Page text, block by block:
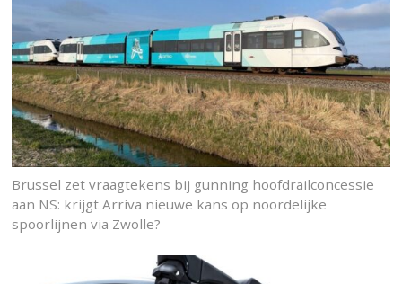
Brussel zet vraagtekens bij gunning hoofdrailconcessie
aan NS: krijgt Arriva nieuwe kans op noordelijke
spoorlijnen via Zwolle?